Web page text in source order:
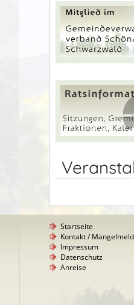
Startseite
Kontakt /
Impressum
Datenschutz
Anreise